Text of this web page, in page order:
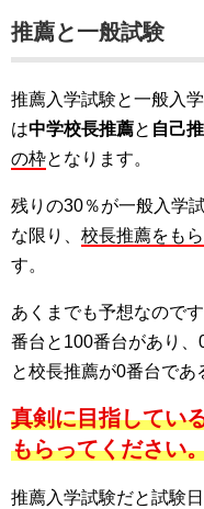
推薦と一般試験
推薦入学試験と一般入
は中学校長推薦と 自己
の枠となります。
残りの30％が一般入学
な限り、 校長推薦をも
す。
あくまでも予想なので
番台と100番台があり
と校長推薦が0番台であ
真剣に目指してい
もらってください
推薦入学試験だと試験